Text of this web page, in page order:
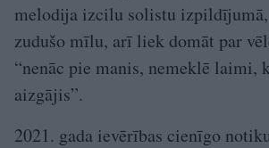
melodija izcilu solistu
zudušo mīlu, arī liek domāt par
“nenāc pie manis, nemeklē laimi,
aizgājis”.
2021. gada ievērības cienīgo